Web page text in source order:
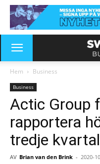
Hem Business
Business
Actic Group
rapportera
tredje
AV Brian van den Brink - 2020-